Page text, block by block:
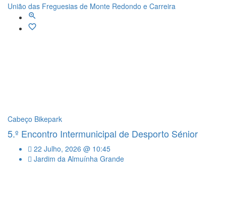
União das Freguesias de Monte Redondo e Carreira
Cabeço Bikepark
5.º Encontro Intermunicipal de Desporto Sénior
22 Julho, 2026 @ 10:45
Jardim da Almuínha Grande